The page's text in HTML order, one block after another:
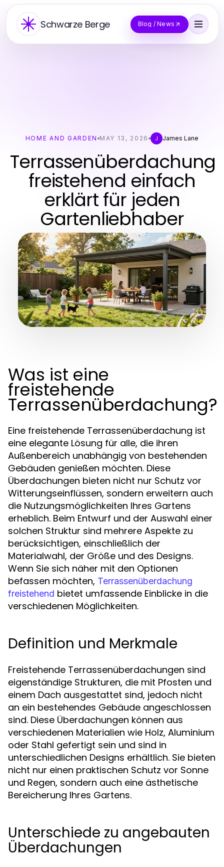
Schwarze Berge Blog / News
HOME AND GARDEN MAY 13, 2026 J James Lane
Terrassenüberdachung
freistehend einfach
erklärt für jeden
Gartenliebhaber
Was ist eine
freistehende
Terrassenüberdachung?
Eine freistehende Terrassenüberdachung ist
eine elegante Lösung für alle, die ihren
Außenbereich unabhängig von bestehenden
Gebäuden genießen möchten. Diese
Überdachungen bieten nicht nur Schutz vor
Witterungseinflüssen, sondern erweitern auch
die Nutzungsmöglichkeiten Ihres Gartens
erheblich. Beim Entwurf und der Auswahl einer
solchen Struktur sind mehrere Aspekte zu
berücksichtigen, einschließlich der
Materialwahl, der Größe und des Designs.
Wenn Sie sich näher mit den Optionen
befassen möchten, Terrassenüberdachung
freistehend bietet umfassende Einblicke in die
verschiedenen Möglichkeiten.
Definition und Merkmale
Freistehende Terrassenüberdachungen sind
eigenständige Strukturen, die mit Pfosten und
einem Dach ausgestattet sind, jedoch nicht
an ein bestehendes Gebäude angeschlossen
sind. Diese Überdachungen können aus
verschiedenen Materialien wie Holz, Aluminium
oder Stahl gefertigt sein und sind in
unterschiedlichen Designs erhältlich. Sie bieten
nicht nur einen praktischen Schutz vor Sonne
und Regen, sondern auch eine ästhetische
Bereicherung Ihres Gartens.
Unterschiede zu angebauten
Überdachungen